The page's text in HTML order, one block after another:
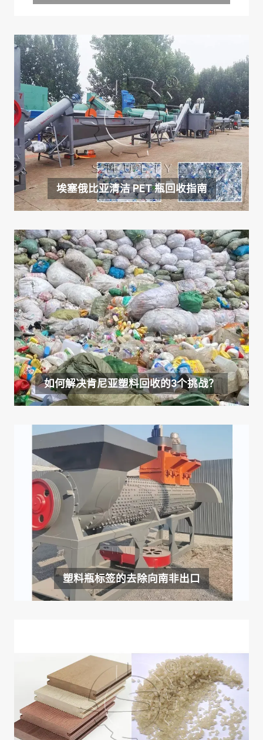
埃塞俄比亚清洁 PET 瓶回收指南
如何解决肯尼亚塑料回收的3个挑战？
塑料瓶标签的去除向南非出口